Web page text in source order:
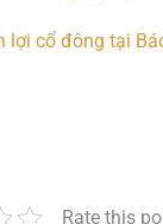
lợi cổ đông tại
Rate this